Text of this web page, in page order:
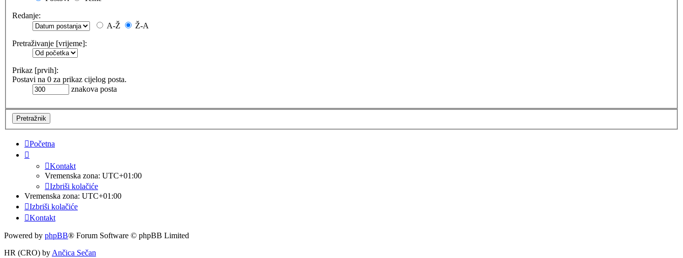
Redanje:
A-Ž
Ž-A
Pretraživanje [vrijeme]:
Prikaz [prvih]:
Postavi na 0 za prikaz cijelog posta.
znakova posta
Početna
Kontakt
Vremenska zona: UTC+01:00
Izbriši kolačiće
Vremenska zona: UTC+01:00
Izbriši kolačiće
Kontakt
Powered by phpBB® Forum Software © phpBB Limited
HR (CRO) by Ančica Sečan